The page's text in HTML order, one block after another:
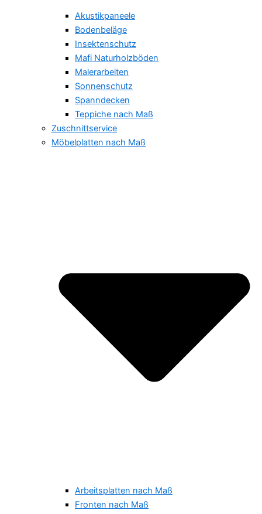
Akustikpaneele
Bodenbeläge
Insektenschutz
Mafi Naturholzböden
Malerarbeiten
Sonnenschutz
Spanndecken
Teppiche nach Maß
Zuschnittservice
Möbelplatten nach Maß
Arbeitsplatten nach Maß
Fronten nach Maß